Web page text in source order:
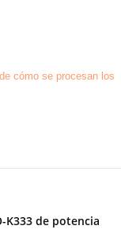
cómo se procesan los
K333 de potencia